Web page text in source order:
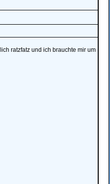
ratzfatz und ich brauchte mir um